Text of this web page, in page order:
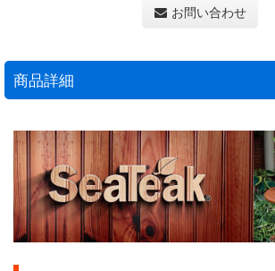
お問い合わせ
商品詳細